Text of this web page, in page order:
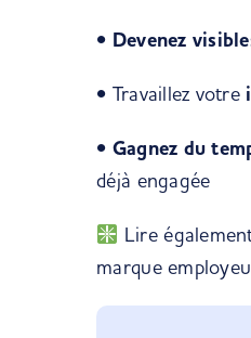
• Devenez
• Travaillez votre
• Gagnez du
déjà engagée
Lire
marque